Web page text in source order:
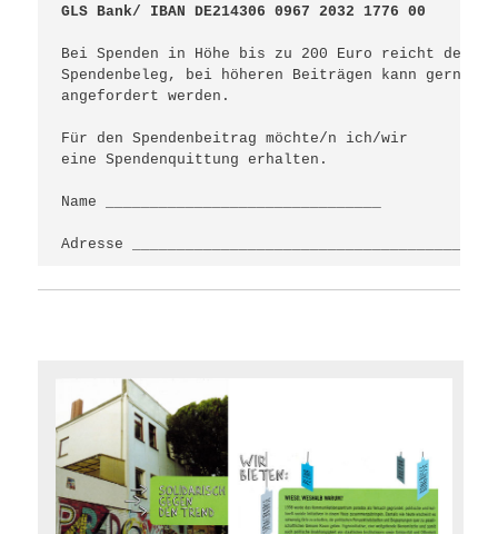
GLS Bank/ IBAN DE214306 0967 2032 1776 00
Bei Spenden in Höhe bis zu 200 Euro reicht der
Spendenbeleg, bei höheren Beiträgen kann gerne
angefordert werden.
Für den Spendenbeitrag möchte/n ich/wir
eine Spendenquittung erhalten.
Name _______________________________
Adresse ______________________________________